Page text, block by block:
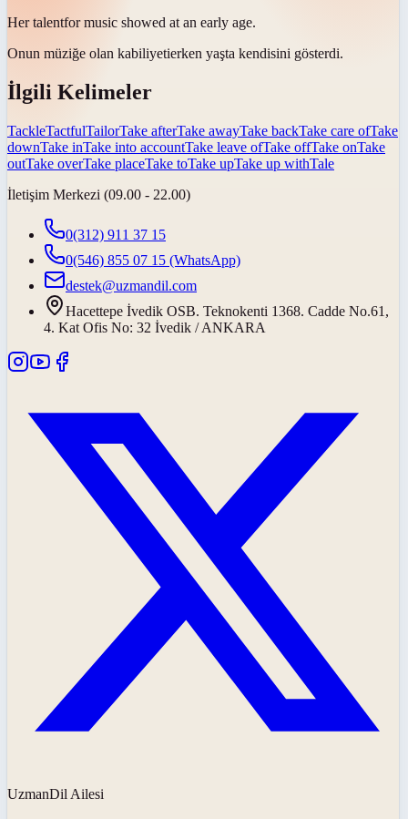
Her talentfor music showed at an early age.
Onun müziğe olan kabiliyetierken yaşta kendisini gösterdi.
İlgili Kelimeler
TackleTactfulTailorTake afterTake awayTake backTake care ofTake
downTake inTake into accountTake leave ofTake offTake onTake
outTake overTake placeTake toTake upTake up withTale
İletişim Merkezi (09.00 - 22.00)
0(312) 911 37 15
0(546) 855 07 15 (WhatsApp)
destek@uzmandil.com
Hacettepe İvedik OSB. Teknokenti 1368. Cadde No.61,
4. Kat Ofis No: 32 İvedik / ANKARA
UzmanDil Ailesi